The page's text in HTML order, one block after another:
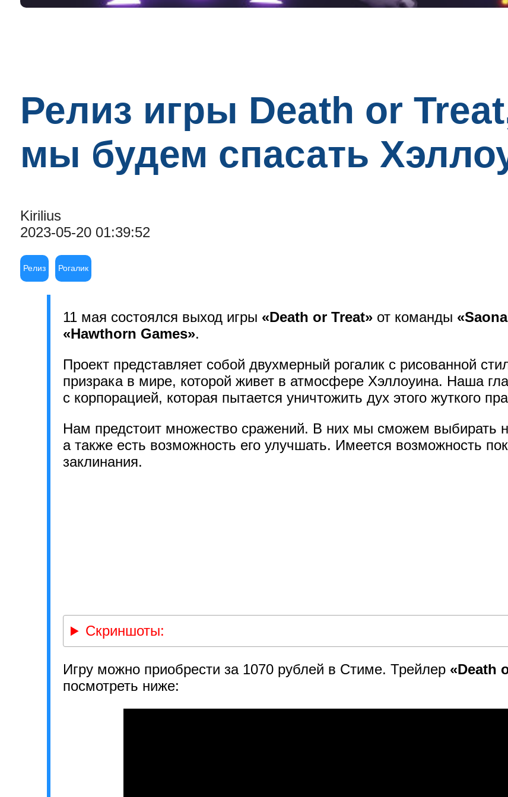
Релиз игры Death or
мы будем спасать
Kirilius
2023-05-20 01:39:52
Релиз Рогалик
11 мая состоялся выход игры «Death or Treat» от команды
«Hawthorn Games».
Проект представляет собой двухмерный рогалик с рисованной
призрака в мире, которой живет в атмосфере Хэллоуина. Наша
с корпорацией, которая пытается уничтожить дух этого жуткого
Нам предстоит множество сражений. В них мы сможем выбирать
а также есть возможность его улучшать. Имеется возможность
заклинания.
Скриншоты:
Игру можно приобрести за 1070 рублей в Стиме. Трейлер «Death
посмотреть ниже: